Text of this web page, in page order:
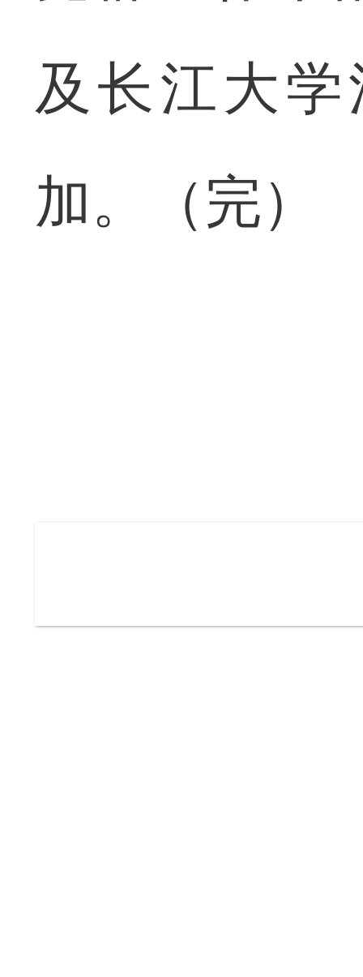
及长江大
加。（完）